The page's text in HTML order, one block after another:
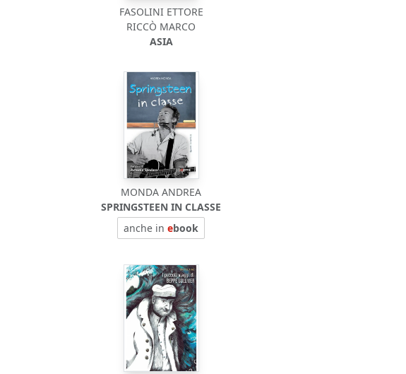
FASOLINI ETTORE
RICCÒ MARCO
ASIA
MONDA ANDREA
SPRINGSTEEN IN CLASSE
anche inebook